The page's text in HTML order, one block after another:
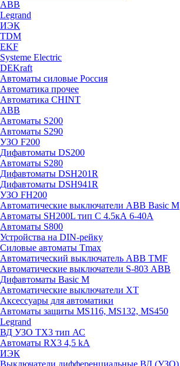
ABB
Legrand
ИЭК
TDM
EKF
Systeme Electric
DEKraft
Автоматы силовые Россия
Автоматика прочее
Автоматика CHINT
ABB
Автоматы S200
Автоматы S290
УЗО F200
Дифавтоматы DS200
Автоматы S280
Дифавтоматы DSH201R
Дифавтоматы DSH941R
УЗО FH200
Автоматические выключатели ABB Basic M
Автоматы SH200L тип С 4.5кА 6-40А
Автоматы S800
Устройства на DIN-рейку
Силовые автоматы Tmax
Автоматический выключатель ABB TMF
Автоматические выключатели S-803 АВВ
Дифавтоматы Basic M
Автоматические выключатели XT
Аксессуары для автоматики
Автоматы защиты MS116, MS132, MS450
Legrand
ВД УЗО TX3 тип АС
Автоматы RX3 4,5 kA
ИЭК
Выключатели дифференциальные ВД (УЗО)